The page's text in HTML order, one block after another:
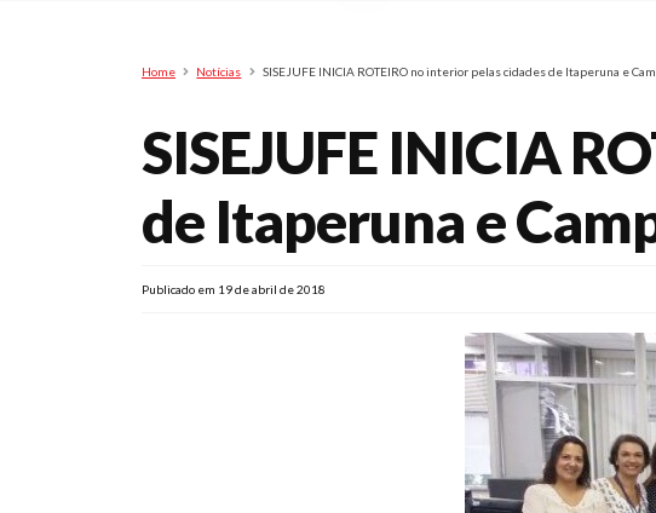
Home Notícias SISEJUFE INICIA ROTEIRO no interior pelas cidades de Itaperuna e
SISEJUFE INICIA
de Itaperuna e
Publicado em 19 de abril de 2018